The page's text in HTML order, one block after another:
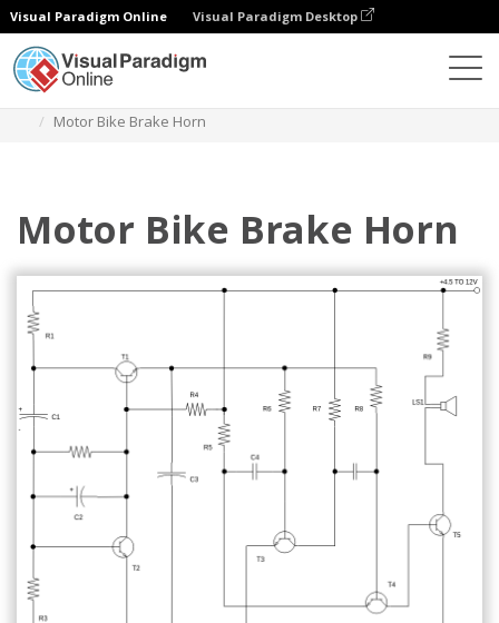
Visual Paradigm Online Visual Paradigm Desktop
Motor Bike Brake Horn
Motor Bike Brake Horn